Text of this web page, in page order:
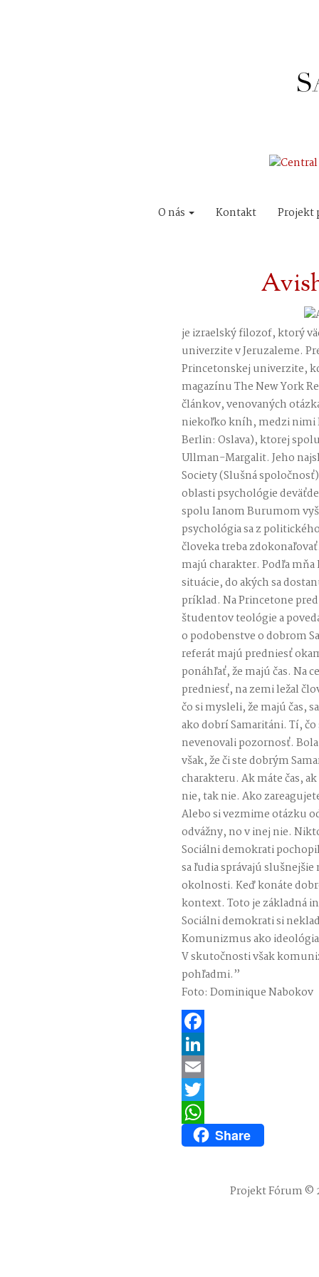
O nás Kontakt Projekt
je izraelský filozof, ktorý
univerzite v Jeruzaleme.
Princetonskej univerzite,
magazínu The New York
článkov, venovaných
niekoľko kníh, medzi nimi
Berlin: Oslava), ktorej
Ullman-Margalit. Jeho
Society (Slušná
oblasti psychológie
spolu Ianom Burumom
psychológia sa z
človeka treba
majú charakter. Podľa
situácie, do akých sa
príklad. Na Princetone
študentov teológie a
o podobenstve o dobrom
referát majú predniesť
ponáhľať, že majú čas. Na
predniesť, na zemi ležal
čo si mysleli, že majú čas,
ako dobrí Samaritáni. Tí,
nevenovali pozornosť.
však, že či ste dobrým
charakteru. Ak máte čas,
nie, tak nie. Ako
Alebo si vezmime otázku
odvážny, no v inej nie.
Sociálni demokrati
sa ľudia správajú
okolnosti. Keď konáte
kontext. Toto je základná
Sociálni demokrati si
Komunizmus ako
V skutočnosti však
pohľadmi.”
Foto: Dominique Nabokov
Facebook
LinkedIn
Email
Twitter
WhatsAppShare
Projekt Fórum ©